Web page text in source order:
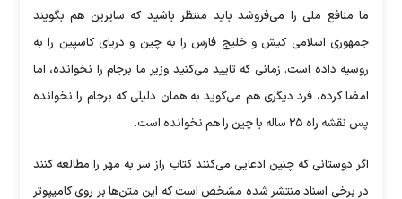
ما منافع ملی را می‌فروشد باید منتظر باشید که سایرین هم بگویند
جمهوری اسلامی کیش و خلیج فارس را به چین و دریای کاسپین را به
روسیه داده است. زمانی که تایید می‌کنید وزیر ما برجام را نخوانده، اما
امضا کرده، فرد دیگری هم می‌گوید به همان دلیلی که برجام را نخوانده
پس نقشه راه ۲۵ ساله با چین را هم نخوانده است.
اگر دوستانی که چنین ادعایی می‌کنند کتاب راز سر به مهر را مطالعه کنند
در برخی اسناد منتشر شده مشخص است که این متن‌ها بر روی کامیپوتر